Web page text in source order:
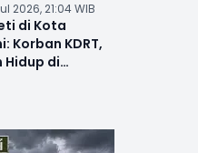
2026, 21:04 WIB
di Kota
Korban KDRT,
Hidup di